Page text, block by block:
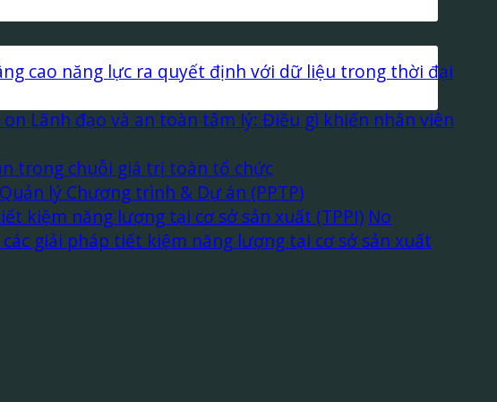
cao năng lực ra quyết định với dữ liệu trong thời đại
on Lãnh đạo và an toàn tâm lý: Điều gì khiến nhân viên
trong chuỗi giá trị toàn tổ chức
lý Chương trình & Dự án (PPTP)
kiệm năng lượng tại cơ sở sản xuất (TPPI) No
giải pháp tiết kiệm năng lượng tại cơ sở sản xuất